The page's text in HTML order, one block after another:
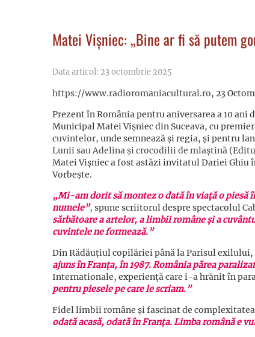
Matei Vișniec: „Bine ar fi să putem
Data articol: 23 octombrie 2025
https://www.radioromaniacultural.ro, 23
Prezent în România pentru aniversarea a 10 ani
Municipal Matei Vișniec din Suceava, cu
cuvintelor, unde semnează și regia, și pentru
Lunii sau Adelina și crocodilii de mlaștină
Matei Vișniec a fost astăzi invitatul Dariei Ghiu
Vorbește.
„Mi-am dorit să montez o dată în viață o piesă
numele”, spune scriitorul despre spectacolul
sărbătoare a artelor, a limbii române și a
cuvintele ne formează.”
Din Rădăuțiul copilăriei până la Parisul
ajuns în Franța, în 1987. România părea
Internationale, experiență care i-a hrănit în
pentru piesele pe care le scriam.”
Fidel limbii române și fascinat de
odată acasă, odată în Franța. Limba română e